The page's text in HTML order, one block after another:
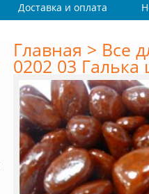
Доставка и оплата
Главная > Все
0202 03